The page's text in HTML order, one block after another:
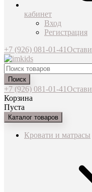
кабинет
Вход
Регистрация
+7 (926) 081-01-41
Поиск
+7 (926) 081-01-41
Корзина
Пуста
Каталог товаров
Кровати и матрасы